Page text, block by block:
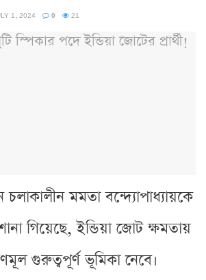
1, 2024 0 21
চলাকালীন মমতা বন্দ্যোপাধ্যায়কে
গিয়েছে, ইন্ডিয়া জোট ক্ষমতায়
গুরুত্বপূর্ণ ভূমিকা নেবে।